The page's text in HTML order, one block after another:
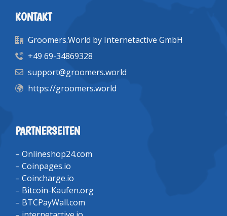
KONTAKT
Groomers.World by Internetactive GmbH
+49 69-34869328
support@groomers.world
https://groomers.world
PARTNERSEITEN
– Onlineshop24.com
– Coinpages.io
– Coincharge.io
– Bitcoin-Kaufen.org
– BTCPayWall.com